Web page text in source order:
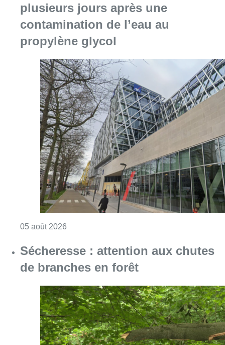
plusieurs jours après une
contamination de l’eau au
propylène glycol
05 août 2026
Sécheresse : attention aux chutes
de branches en forêt